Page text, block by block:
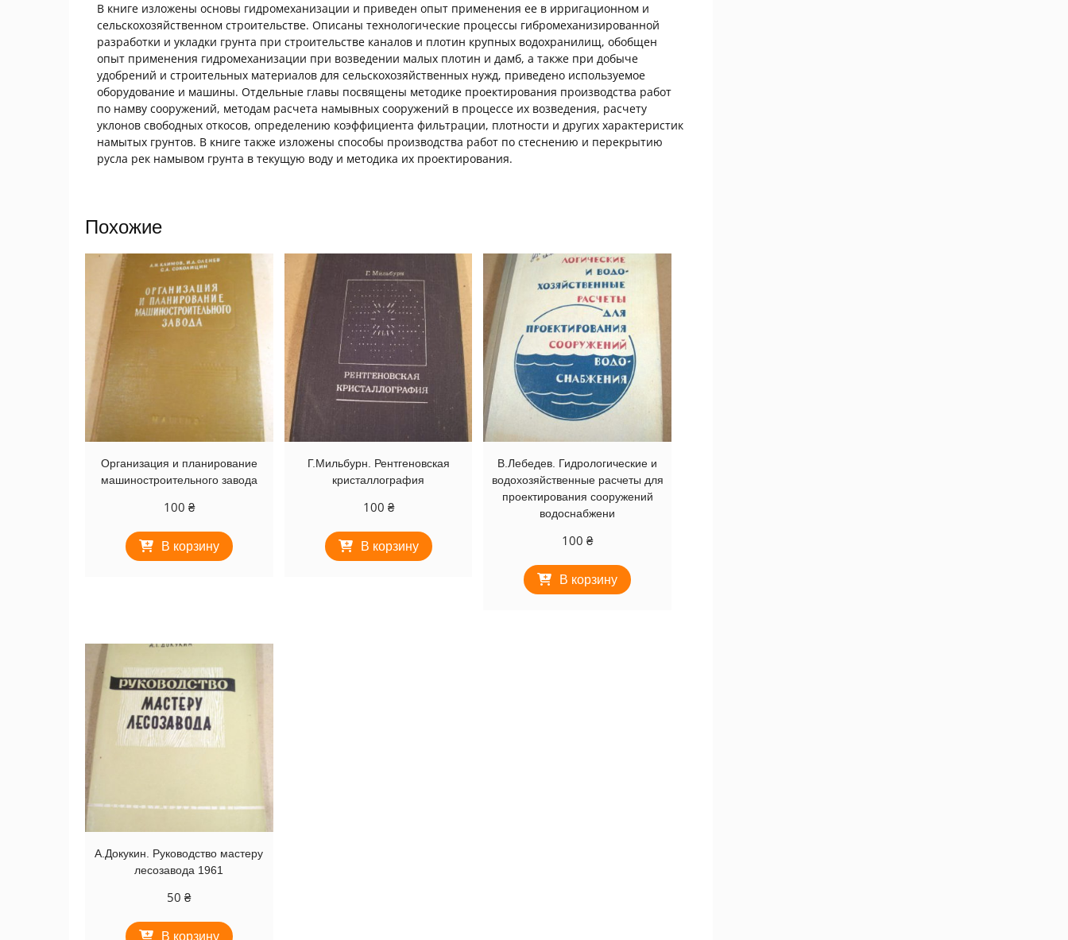
В книге изложены основы гидромеханизации и приведен опыт применения ее в ирригационном и
сельскохозяйственном строительстве. Описаны технологические процессы гибромеханизированной
разработки и укладки грунта при строительстве каналов и плотин крупных водохранилищ, обобщен
опыт применения гидромеханизации при возведении малых плотин и дамб, а также при добыче
удобрений и строительных материалов для сельскохозяйственных нужд, приведено используемое
оборудование и машины. Отдельные главы посвящены методике проектирования производства работ
по намву сооружений, методам расчета намывных сооружений в процессе их возведения, расчету
уклонов свободных откосов, определению коэффициента фильтрации, плотности и других характеристик
намытых грунтов. В книге также изложены способы производства работ по стеснению и перекрытию
русла рек намывом грунта в текущую воду и методика их проектирования.
Похожие
Организация и планирование
машиностроительного завода
100 ₴
В корзину
Г.Мильбурн. Рентгеновская
кристаллография
100 ₴
В корзину
В.Лебедев. Гидрологические и
водохозяйственные расчеты для
проектирования сооружений
водоснабжени
100₴
В корзину
А.Докукин. Руководство мастеру
лесозавода 1961
50₴
В корзину